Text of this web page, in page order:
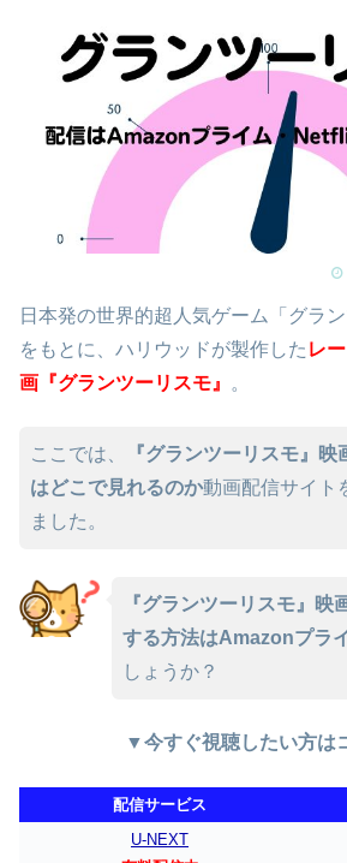
日本発の世界的超人気ゲーム「グラ
をもとに、ハリウッドが製作した レ
画『グランツーリスモ』
。
ここでは、
『グランツーリスモ』映
はどこで見れるのか動画配信サイト
ました。
『グランツーリスモ』映
する方法はAmazonプラ
しょうか？
▼今すぐ視聴したい方は
配信サービス
U-NEXT